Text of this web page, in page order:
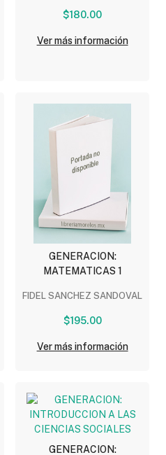
$180.00
Ver más información
GENERACION:
MATEMATICAS 1
FIDEL SANCHEZ SANDOVAL
$195.00
Ver más información
GENERACION: